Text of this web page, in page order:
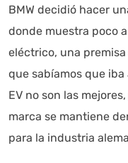
BMW decidió hacer
donde muestra poco
eléctrico, una
que sabíamos que iba
EV no son las
marca se mantiene
para la industria
Autoanalítica IA
Estoy aquí para